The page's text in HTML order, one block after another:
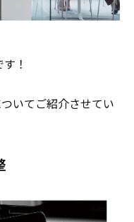
！
いてご紹介させてい